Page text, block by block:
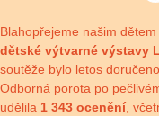
Blahopřejeme našim
dětské výtvarné výstavy
soutěže bylo letos
Odborná porota po
udělila 1 343 ocenění,